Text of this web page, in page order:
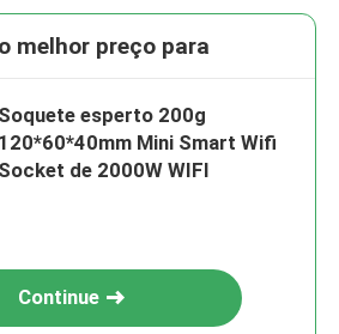
melhor preço para
Soquete esperto 200g
120*60*40mm Mini Smart Wifi
Socket de 2000W WIFI
Continue